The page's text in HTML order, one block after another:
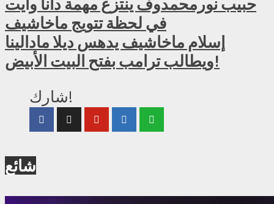
في لحظة تتويج ماخاشيف
إسلام ماخاشيف يدهس ديلا مادالينا
ويطالب ترامب بفتح البيت الأبيض!
شارك!
شائع